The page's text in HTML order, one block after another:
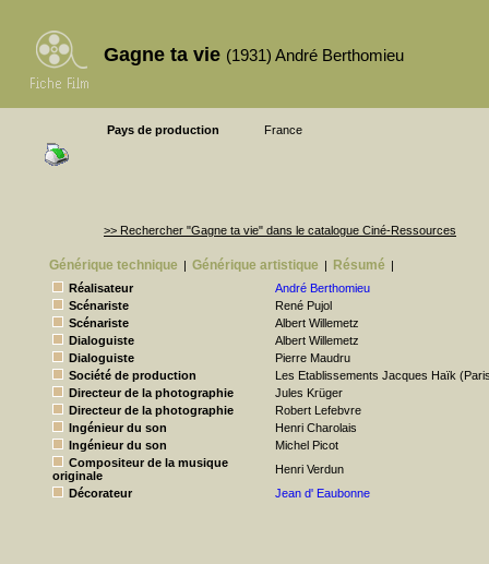
Gagne ta vie (1931) André Berthomieu
Pays de production France
>> Rechercher "Gagne ta vie" dans le catalogue Ciné-Ressources
Générique technique | Générique artistique | Résumé |
Réalisateur
André Berthomieu
Scénariste
René Pujol
Scénariste
Albert Willemetz
Dialoguiste
Albert Willemetz
Dialoguiste
Pierre Maudru
Société de production
Les Etablissements Jacques Haïk
Directeur de la photographie
Jules Krüger
Directeur de la photographie
Robert Lefebvre
Ingénieur du son
Henri Charolais
Ingénieur du son
Michel Picot
Compositeur de la musique
originale
Henri Verdun
Décorateur
Jean d' Eaubonne